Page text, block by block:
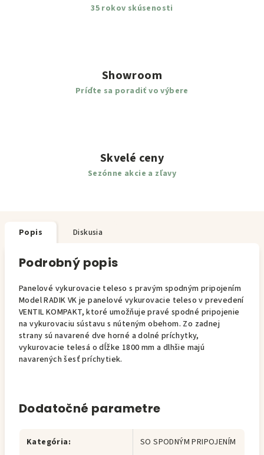
35 rokov skúsenosti
Showroom
Príďte sa poradiť vo výbere
Skvelé ceny
Sezónne akcie a zľavy
Popis Diskusia
Podrobný popis
Panelové vykurovacie teleso s pravým spodným pripojením
Model RADIK VK je panelové vykurovacie teleso v prevedení
VENTIL KOMPAKT, ktoré umožňuje pravé spodné pripojenie
na vykurovaciu sústavu s núteným obehom. Zo zadnej
strany sú navarené dve horné a dolné príchytky,
vykurovacie telesá o dĺžke 1800 mm a dlhšie majú
navarených šesť príchytiek.
Dodatočné parametre
Kategória: SO SPODNÝM PRIPOJENÍM